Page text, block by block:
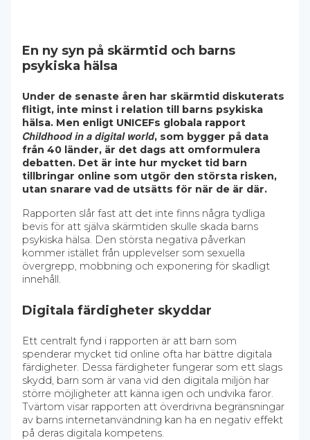
En ny syn på skärmtid och barns
psykiska hälsa
Under de senaste åren har skärmtid diskuterats
flitigt, inte minst i relation till barns psykiska
hälsa. Men enligt UNICEFs globala rapport
Childhood in a digital world, som bygger på data
från 40 länder, är det dags att omformulera
debatten. Det är inte hur mycket tid barn
tillbringar online som utgör den största risken,
utan snarare vad de utsätts för när de är där.
Rapporten slår fast att det inte finns några tydliga
bevis för att själva skärmtiden skulle skada barns
psykiska hälsa. Den största negativa påverkan
kommer istället från upplevelser som sexuella
övergrepp, mobbning och exponering för skadligt
innehåll.
Digitala färdigheter skyddar
Ett centralt fynd i rapporten är att barn som
spenderar mycket tid online ofta har bättre digitala
färdigheter. Dessa färdigheter fungerar som ett slags
skydd, barn som är vana vid den digitala miljön har
större möjligheter att känna igen och undvika faror.
Tvärtom visar rapporten att överdrivna begränsningar
av barns internetanvändning kan ha en negativ effekt
på deras digitala kompetens.